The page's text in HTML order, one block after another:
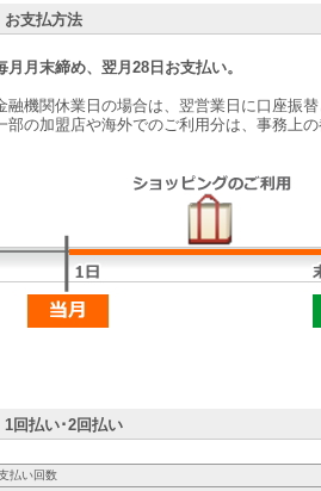
お支払方法
月月末締め、翌月28日お支払い。
融機関休業日の場合は、翌営業日に口座振替
部の加盟店や海外でのご利用分は、事務上
1回払い･2回払い
払い回数